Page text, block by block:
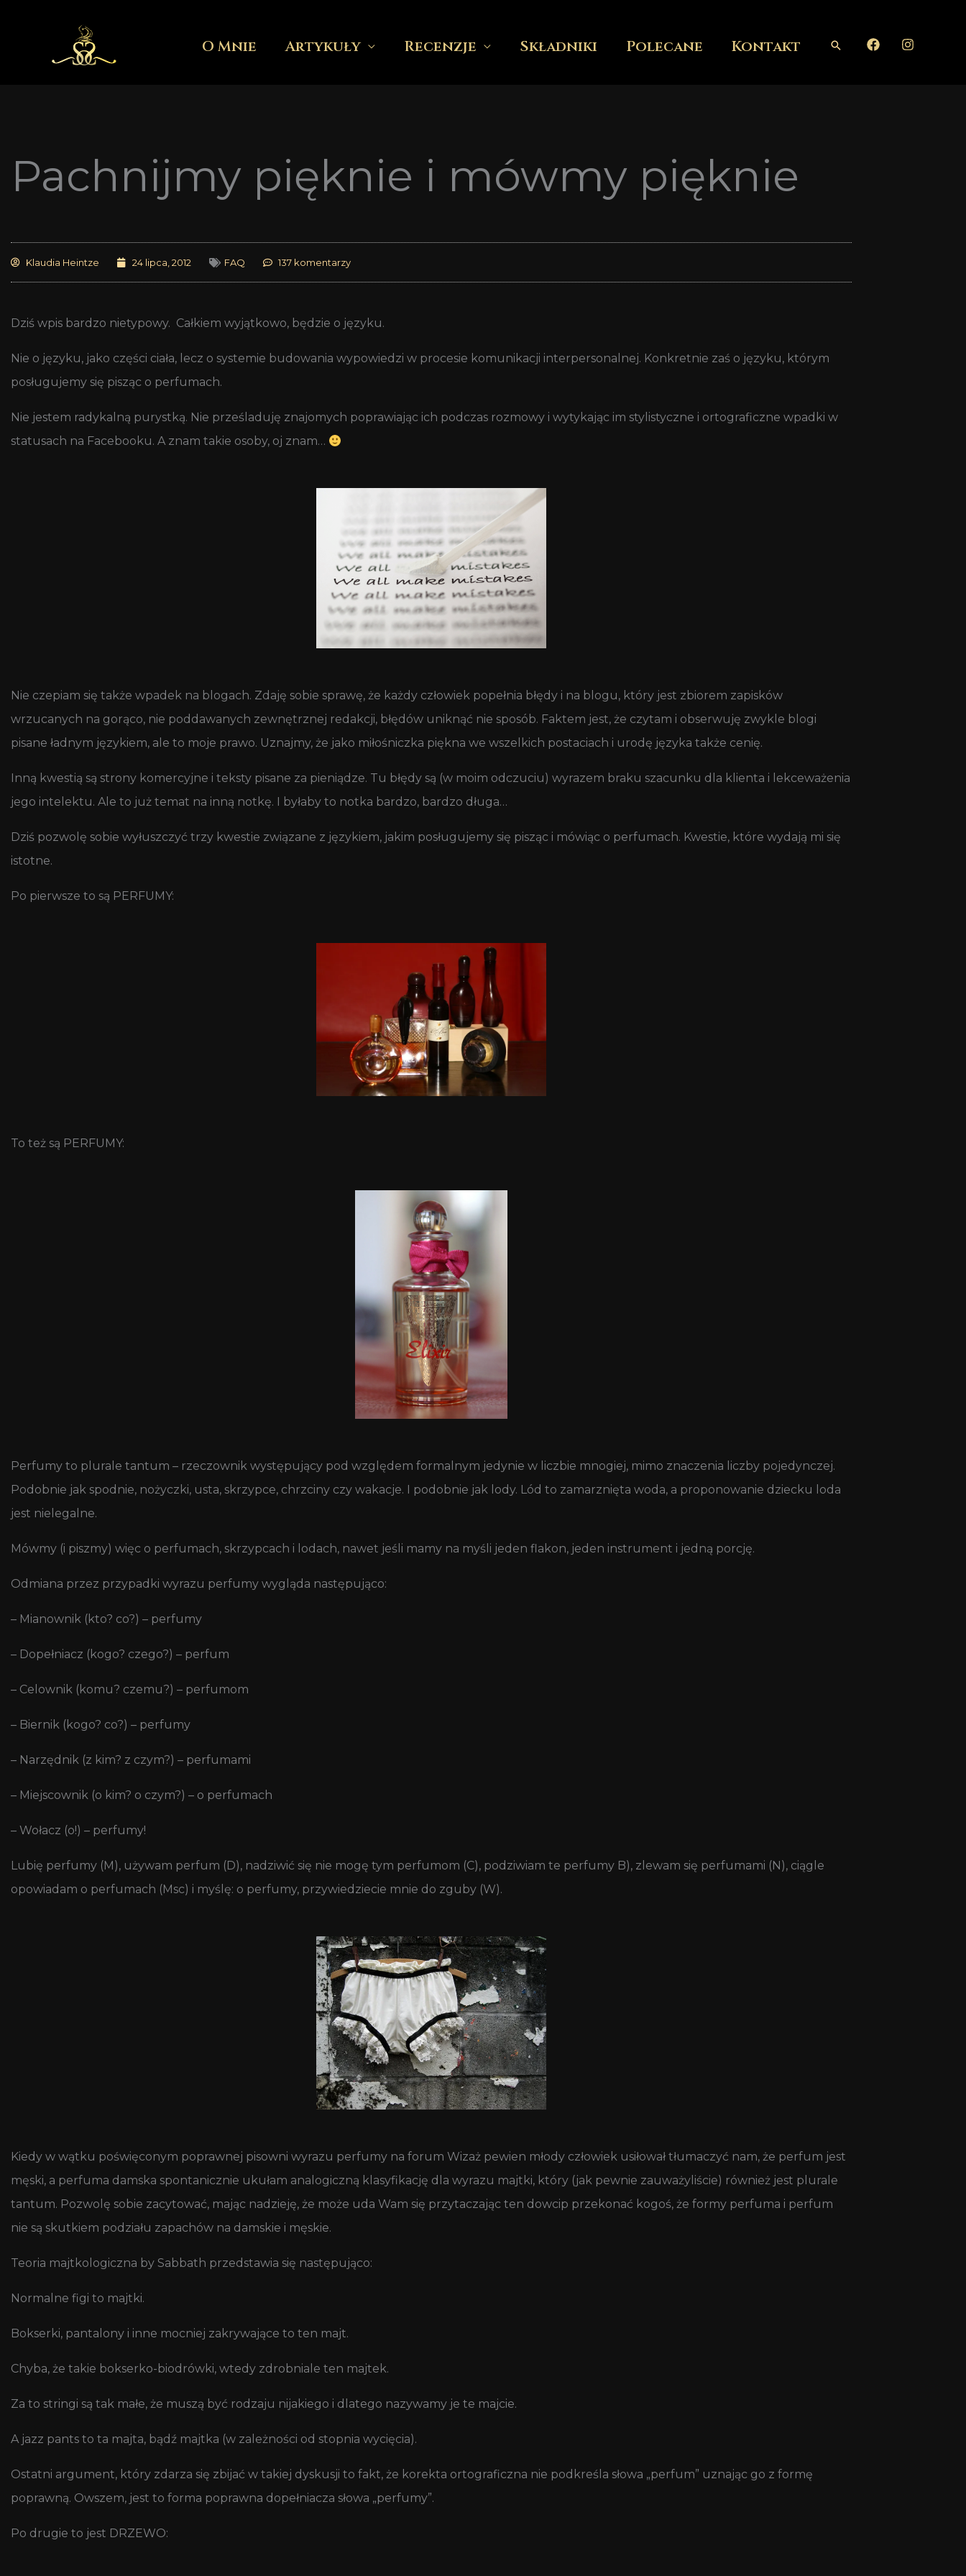
O Mnie Artykuły Recenzje Składniki Polecane Kontakt Szukaj
Pachnijmy pięknie i mówmy pięknie
Klaudia Heintze 24 lipca, 2012 FAQ 137 komentarzy
Dziś wpis bardzo nietypowy. Całkiem wyjątkowo, będzie o języku.
Nie o języku, jako części ciała, lecz o systemie budowania wypowiedzi w procesie komunikacji interpersonalnej. Konkretnie zaś o języku, którym
posługujemy się pisząc o perfumach.
Nie jestem radykalną purystką. Nie prześladuję znajomych poprawiając ich podczas rozmowy i wytykając im stylistyczne i ortograficzne wpadki w
statusach na Facebooku. A znam takie osoby, oj znam…
Nie czepiam się także wpadek na blogach. Zdaję sobie sprawę, że każdy człowiek popełnia błędy i na blogu, który jest zbiorem zapisków
wrzucanych na gorąco, nie poddawanych zewnętrznej redakcji, błędów uniknąć nie sposób. Faktem jest, że czytam i obserwuję zwykle blogi
pisane ładnym językiem, ale to moje prawo. Uznajmy, że jako miłośniczka piękna we wszelkich postaciach i urodę języka także cenię.
Inną kwestią są strony komercyjne i teksty pisane za pieniądze. Tu błędy są (w moim odczuciu) wyrazem braku szacunku dla klienta i lekceważenia
jego intelektu. Ale to już temat na inną notkę. I byłaby to notka bardzo, bardzo długa…
Dziś pozwolę sobie wyłuszczyć trzy kwestie związane z językiem, jakim posługujemy się pisząc i mówiąc o perfumach. Kwestie, które wydają mi się
istotne.
Po pierwsze to są PERFUMY:
To też są PERFUMY:
Perfumy to plurale tantum – rzeczownik występujący pod względem formalnym jedynie w liczbie mnogiej, mimo znaczenia liczby pojedynczej.
Podobnie jak spodnie, nożyczki, usta, skrzypce, chrzciny czy wakacje. I podobnie jak lody. Lód to zamarznięta woda, a proponowanie dziecku loda
jest nielegalne.
Mówmy (i piszmy) więc o perfumach, skrzypcach i lodach, nawet jeśli mamy na myśli jeden flakon, jeden instrument i jedną porcję.
Odmiana przez przypadki wyrazu perfumy wygląda następująco:
– Mianownik (kto? co?) – perfumy
– Dopełniacz (kogo? czego?) – perfum
– Celownik (komu? czemu?) – perfumom
– Biernik (kogo? co?) – perfumy
– Narzędnik (z kim? z czym?) – perfumami
– Miejscownik (o kim? o czym?) – o perfumach
– Wołacz (o!) – perfumy!
Lubię perfumy (M), używam perfum (D), nadziwić się nie mogę tym perfumom (C), podziwiam te perfumy B), zlewam się perfumami (N), ciągle
opowiadam o perfumach (Msc) i myślę: o perfumy, przywiedziecie mnie do zguby (W).
Kiedy w wątku poświęconym poprawnej pisowni wyrazu perfumy na forum Wizaż pewien młody człowiek usiłował tłumaczyć nam, że perfum jest
męski, a perfuma damska spontanicznie ukułam analogiczną klasyfikację dla wyrazu majtki, który (jak pewnie zauważyliście) również jest plurale
tantum. Pozwolę sobie zacytować, mając nadzieję, że może uda Wam się przytaczając ten dowcip przekonać kogoś, że formy perfuma i perfum
nie są skutkiem podziału zapachów na damskie i męskie.
Teoria majtkologiczna by Sabbath przedstawia się następująco:
Normalne figi to majtki.
Bokserki, pantalony i inne mocniej zakrywające to ten majt.
Chyba, że takie bokserko-biodrówki, wtedy zdrobniale ten majtek.
Za to stringi są tak małe, że muszą być rodzaju nijakiego i dlatego nazywamy je te majcie.
A jazz pants to ta majta, bądź majtka (w zależności od stopnia wycięcia).
Ostatni argument, który zdarza się zbijać w takiej dyskusji to fakt, że korekta ortograficzna nie podkreśla słowa „perfum” uznając go z formę
poprawną. Owszem, jest to forma poprawna dopełniacza słowa „perfumy”.
Po drugie to jest DRZEWO: